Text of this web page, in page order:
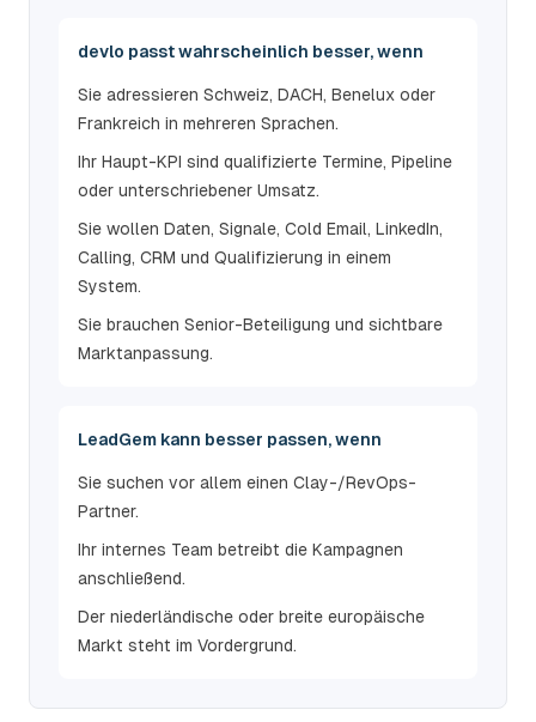
devlo passt wahrscheinlich besser, wenn
Sie adressieren Schweiz, DACH, Benelux oder
Frankreich in mehreren Sprachen.
Ihr Haupt-KPI sind qualifizierte Termine, Pipeline
oder unterschriebener Umsatz.
Sie wollen Daten, Signale, Cold Email, LinkedIn,
Calling, CRM und Qualifizierung in einem
System.
Sie brauchen Senior-Beteiligung und sichtbare
Marktanpassung.
LeadGem kann besser passen, wenn
Sie suchen vor allem einen Clay-/RevOps-
Partner.
Ihr internes Team betreibt die Kampagnen
anschließend.
Der niederländische oder breite europäische
Markt steht im Vordergrund.